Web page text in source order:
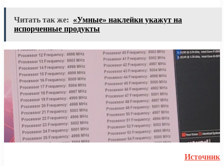
Читать так же: «Умные» наклейки укажут на
испорченные продукты
Источник